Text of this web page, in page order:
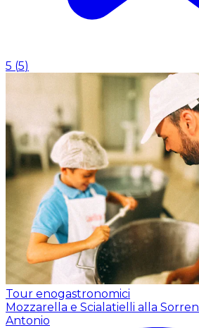
5 (5)
Tour enogastronomici
Mozzarella e Scialatielli alla
Antonio